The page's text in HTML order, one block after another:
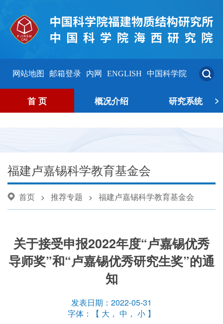
网站地图 邮箱登录 内网 ENGLISH 中国科学院
首 页 概况介绍 研究系统 >
福建卢嘉锡科学教育基金会
首页 > 推荐专题 > 福建卢嘉锡科学教育基金会
关于接受申报2022年度“卢嘉锡优秀
导师奖”和“卢嘉锡优秀研究生奖”的通
知
发表日期：2022-05-31
字体：【 大 ， 中 ， 小 】